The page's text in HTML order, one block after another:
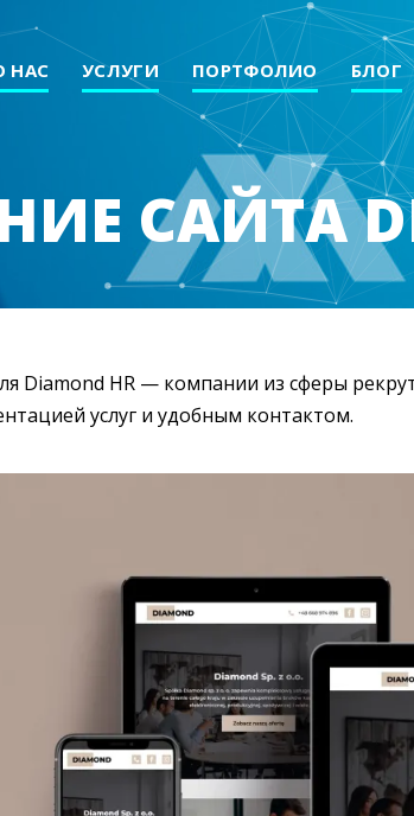
НАС УСЛУГИ ПОРТФОЛИО БЛОГ
САЙТА
Diamond HR — компании из сферы
услуг и удобным контактом.